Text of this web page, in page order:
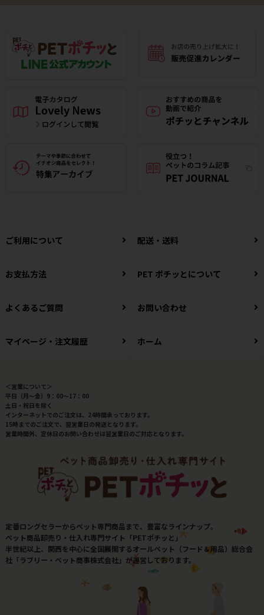
ご利用について 配送・送料
お支払方法 PET ポチッとについて
よくあるご質問 お問い合わせ
マイページ・注文履歴 ホーム
＜営業について＞
平日（月～金）9：00～17：00
土日・祝日を除く
インターネットでのご注文は、24時間承っております。
15時までのご注文で、翌営業日の発送となります。
営業時間外、定休日のお問い合わせは翌営業日のご対応となります。
定番ロングセラーからペット専門商品まで、豊富なラインナップ。
ペット商品卸売り・仕入れ専門サイト「PETポチッと」
半世紀以上、関西を中心に全国展開するオールペット（フード＆用品）総合会
社「ラブリー・ペット商事株式会社」が運営しております。